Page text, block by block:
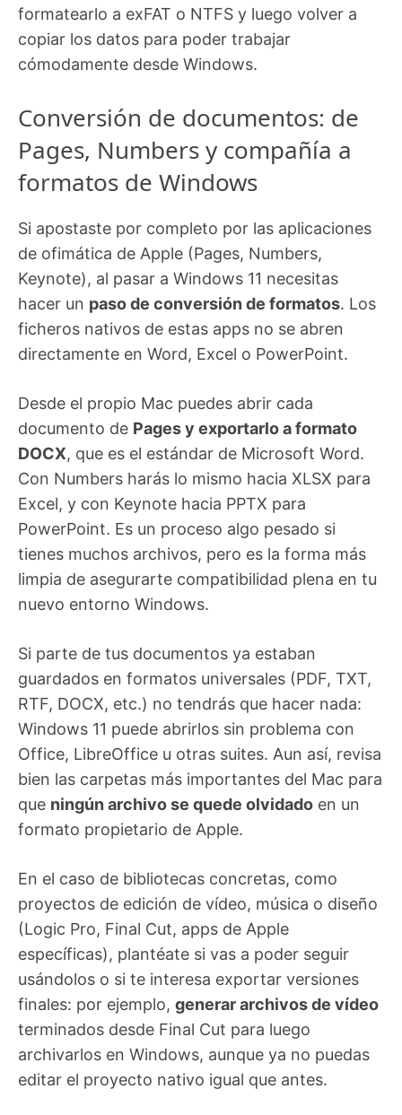
formatearlo a exFAT o NTFS y luego volver a
copiar los datos para poder trabajar
cómodamente desde Windows.
Conversión de documentos: de
Pages, Numbers y compañía a
formatos de Windows
Si apostaste por completo por las aplicaciones
de ofimática de Apple (Pages, Numbers,
Keynote), al pasar a Windows 11 necesitas
hacer un paso de conversión de formatos. Los
ficheros nativos de estas apps no se abren
directamente en Word, Excel o PowerPoint.
Desde el propio Mac puedes abrir cada
documento de Pages y exportarlo a formato
DOCX, que es el estándar de Microsoft Word.
Con Numbers harás lo mismo hacia XLSX para
Excel, y con Keynote hacia PPTX para
PowerPoint. Es un proceso algo pesado si
tienes muchos archivos, pero es la forma más
limpia de asegurarte compatibilidad plena en tu
nuevo entorno Windows.
Si parte de tus documentos ya estaban
guardados en formatos universales (PDF, TXT,
RTF, DOCX, etc.) no tendrás que hacer nada:
Windows 11 puede abrirlos sin problema con
Office, LibreOffice u otras suites. Aun así, revisa
bien las carpetas más importantes del Mac para
que ningún archivo se quede olvidado en un
formato propietario de Apple.
En el caso de bibliotecas concretas, como
proyectos de edición de vídeo, música o diseño
(Logic Pro, Final Cut, apps de Apple
específicas), plantéate si vas a poder seguir
usándolos o si te interesa exportar versiones
finales: por ejemplo, generar archivos de vídeo
terminados desde Final Cut para luego
archivarlos en Windows, aunque ya no puedas
editar el proyecto nativo igual que antes.